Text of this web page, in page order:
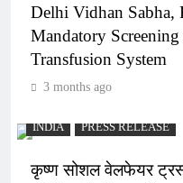
Delhi Vidhan Sabha,
Mandatory
Transfusion System
3 months ago
INDIA PRESS RELEASE
कृष्ण सोशल वेलफेयर